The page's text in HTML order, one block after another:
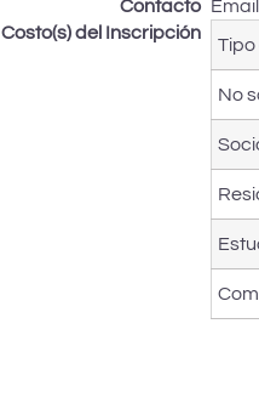
Contacto
Costo(s) del Inscripción
No